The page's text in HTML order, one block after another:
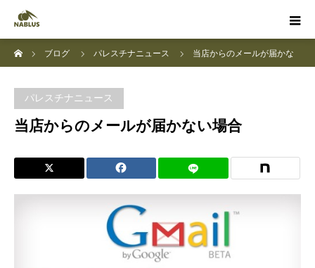
ブログ
パレスチナニュース 当店からのメールが届かな
パレスチナニュース
当店からのメールが届かない場合